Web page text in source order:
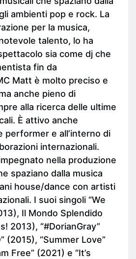
ambienti pop e rock. La
per la musica,
talento, lo ha
sia come dj che
fin da
Matt è molto preciso e
anche pieno di
alla ricerca delle ultime
È attivo anche
performer e all’interno di
internazionali.
nella produzione
spaziano dalla musica
house/dance con artisti
I suoi singoli “We
Il Mondo Splendido
2013), “#DorianGray”
(2015), “Summer Love”
Free” (2021) e “It’s